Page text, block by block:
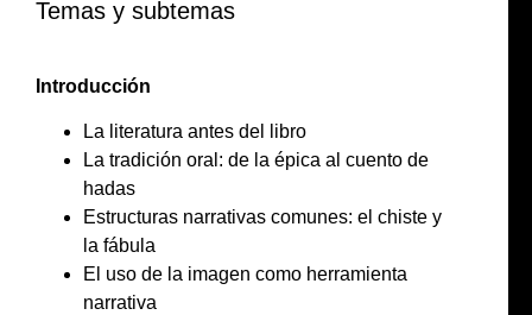
Temas y subtemas
Introducción
La literatura antes del libro
La tradición oral: de la épica al cuento de
hadas
Estructuras narrativas comunes: el chiste y
la fábula
El uso de la imagen como herramienta
narrativa